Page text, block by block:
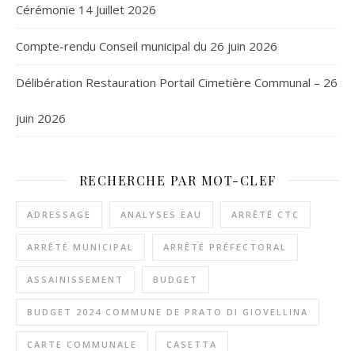
Cérémonie 14 Juillet 2026
Compte-rendu Conseil municipal du 26 juin 2026
Délibération Restauration Portail Cimetière Communal – 26
juin 2026
RECHERCHE PAR MOT-CLEF
ADRESSAGE ANALYSES EAU ARRÊTÉ CTC
ARRÊTÉ MUNICIPAL ARRÊTÉ PRÉFECTORAL
ASSAINISSEMENT BUDGET
BUDGET 2024 COMMUNE DE PRATO DI GIOVELLINA
CARTE COMMUNALE CASETTA